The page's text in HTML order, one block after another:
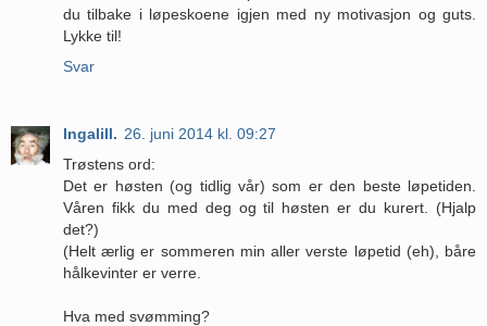
du tilbake i løpeskoene igjen med ny motivasjon og guts.
Lykke til!
Svar
Ingalill. 26. juni 2014 kl. 09:27
Trøstens ord:
Det er høsten (og tidlig vår) som er den beste løpetiden.
Våren fikk du med deg og til høsten er du kurert. (Hjalp
det?)
(Helt ærlig er sommeren min aller verste løpetid (eh), båre
hålkevinter er verre.
Hva med svømming?